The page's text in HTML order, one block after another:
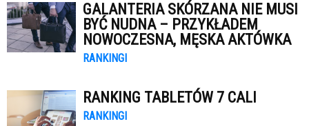
GALANTERIA SKÓRZANA NIE MUSI
BYĆ NUDNA – PRZYKŁADEM
NOWOCZESNA, MĘSKA AKTÓWKA
RANKINGI
RANKING TABLETÓW 7 CALI
RANKINGI